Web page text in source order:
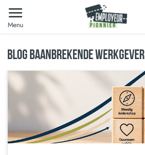
Menu
BLOG BAANBREKENDE WERKGEVER